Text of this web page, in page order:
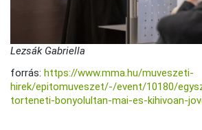
Lezsák Gabriella
forrás: https://www.mma.hu/muveszeti-
hirek/epitomuveszet/-/event/10180/
torteneti-bonyolultan-mai-es-kihivoan-